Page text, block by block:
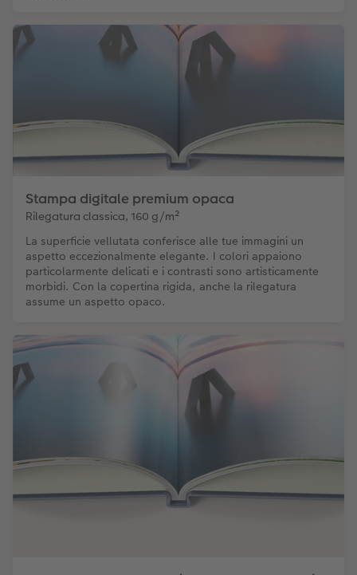
Stampa digitale premium opaca
Rilegatura classica, 160 g/m²
La superficie vellutata conferisce alle tue immagini un
aspetto eccezionalmente elegante. I colori appaiono
particolarmente delicati e i contrasti sono artisticamente
morbidi. Con la copertina rigida, anche la rilegatura
assume un aspetto opaco.